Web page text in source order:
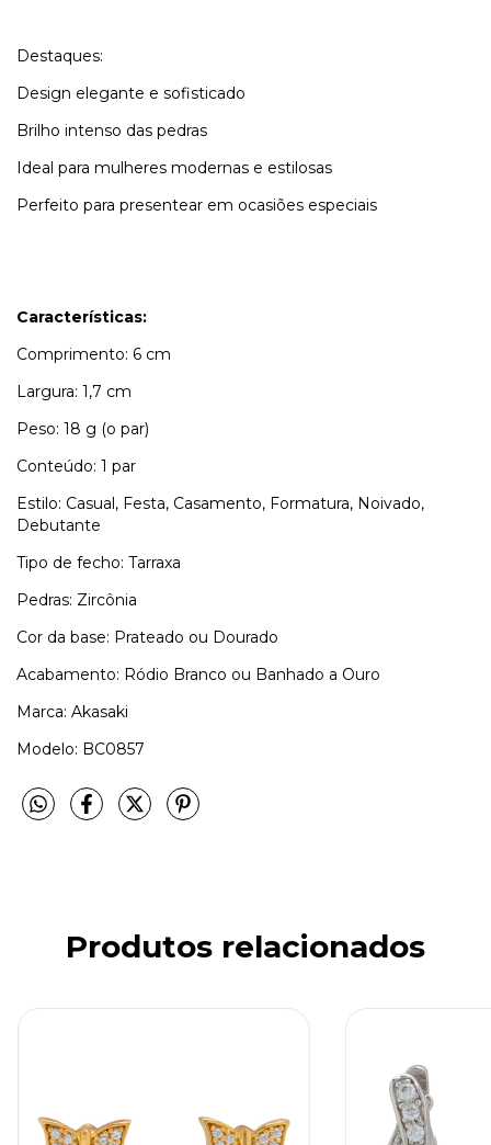
Destaques:
Design elegante e sofisticado
Brilho intenso das pedras
Ideal para mulheres modernas e estilosas
Perfeito para presentear em ocasiões especiais
Características:
Comprimento: 6 cm
Largura: 1,7 cm
Peso: 18 g (o par)
Conteúdo: 1 par
Estilo: Casual, Festa, Casamento, Formatura, Noivado,
Debutante
Tipo de fecho: Tarraxa
Pedras: Zircônia
Cor da base: Prateado ou Dourado
Acabamento: Ródio Branco ou Banhado a Ouro
Marca: Akasaki
Modelo: BC0857
Produtos relacionados